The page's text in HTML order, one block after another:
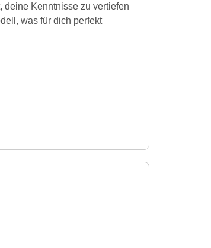
deine Kenntnisse zu vertiefen
was für dich perfekt